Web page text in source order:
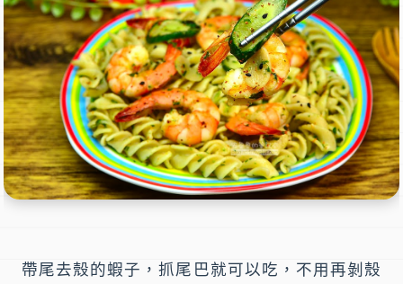
帶尾去殼的蝦子，抓尾巴就可以吃，不用再剝殼